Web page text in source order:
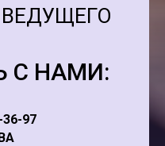
С НАМИ:
97